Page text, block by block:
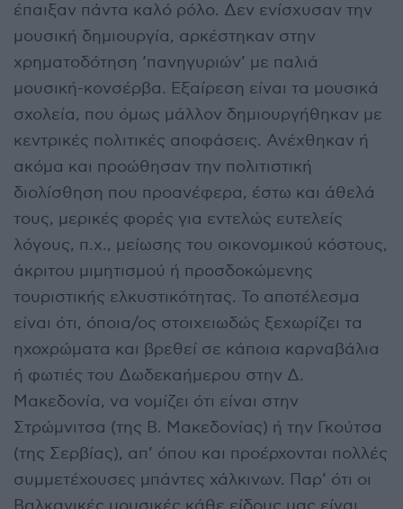
έπαιξαν πάντα καλό ρόλο. Δεν ενίσχυσαν την
μουσική δημιουργία, αρκέστηκαν στην
χρηματοδότηση ‘πανηγυριών’ με παλιά
μουσική-κονσέρβα. Εξαίρεση είναι τα μουσικά
σχολεία, που όμως μάλλον δημιουργήθηκαν με
κεντρικές πολιτικές αποφάσεις. Ανέχθηκαν ή
ακόμα και προώθησαν την πολιτιστική
διολίσθηση που προανέφερα, έστω και άθελά
τους, μερικές φορές για εντελώς ευτελείς
λόγους, π.χ., μείωσης του οικονομικού κόστους,
άκριτου μιμητισμού ή προσδοκώμενης
τουριστικής ελκυστικότητας. Το αποτέλεσμα
είναι ότι, όποια/ος στοιχειωδώς ξεχωρίζει τα
ηχοχρώματα και βρεθεί σε κάποια καρναβάλια
ή φωτιές του Δωδεκαήμερου στην Δ.
Μακεδονία, να νομίζει ότι είναι στην
Στρώμνιτσα (της Β. Μακεδονίας) ή την Γκούτσα
(της Σερβίας), απ’ όπου και προέρχονται πολλές
συμμετέχουσες μπάντες χάλκινων. Παρ’ ότι οι